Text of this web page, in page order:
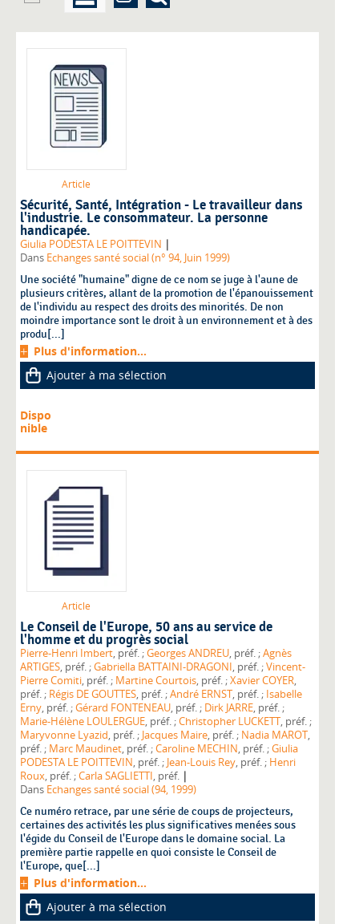
Article
Sécurité, Santé, Intégration - Le travailleur dans
l'industrie. Le consommateur. La personne
handicapée.
Giulia PODESTA LE POITTEVIN |
Dans Echanges santé social (n° 94, Juin 1999)
Une société "humaine" digne de ce nom se juge à l'aune de
plusieurs critères, allant de la promotion de l'épanouissement
de l'individu au respect des droits des minorités. De non
moindre importance sont le droit à un environnement et à des
produ[...]
Plus d'information...
Ajouter à ma sélection
Dispo
nible
Article
Le Conseil de l'Europe, 50 ans au service de
l'homme et du progrès social
Pierre-Henri Imbert , préf. ;Georges ANDREU , préf. ;Agnès
ARTIGES
, préf. ;Gabriella BATTAINI-DRAGONI , préf. ;Vincent-
Pierre Comiti
, préf. ; Martine Courtois , préf. ;Xavier COYER,
préf. ; Régis DE GOUTTES , préf. ;André ERNST , préf. ; Isabelle
Erny
, préf. ;Gérard FONTENEAU , préf. ; Dirk JARRE
, préf. ;
Marie-Hélène LOULERGUE
, préf. ;Christopher LUCKETT
, préf. ;
Maryvonne Lyazid
, préf. ; Jacques Maire , préf. ; Nadia MAROT,
préf. ; Marc Maudinet , préf. ;Caroline MECHIN , préf. ;Giulia
PODESTA LE POITTEVIN
, préf. ; Jean-Louis Rey , préf. ; Henri
Roux
, préf. ;Carla SAGLIETTI, préf. |
Dans Echanges santé social (94, 1999)
Ce numéro retrace, par une série de coups de projecteurs,
certaines des activités les plus significatives menées sous
l'égide du Conseil de l'Europe dans le domaine social. La
première partie rappelle en quoi consiste le Conseil de
l'Europe, que[...]
Plus d'information...
Ajouter à ma sélection